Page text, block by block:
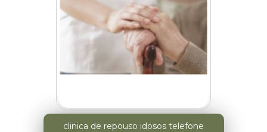
clinica de repouso idosos telefone